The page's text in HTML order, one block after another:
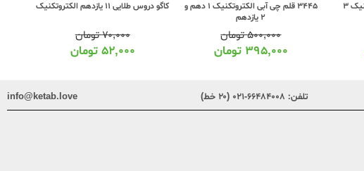
3455 قلم چی آبی الکتروتکنیک 3
3445 قلم چی آبی الکتروتکنیک 1 دهم و
2 یازدهم
۵۰۰,۰۰۰تومان
۳۹۵,۰۰۰ تومان
کاگو دروس طلایی 11 یازدهم الکتروتکنیک
۷۰,۰۰۰تومان
۵۲,۰۰۰ تومان
تلفن: ۶۶۴۸۴۰۰۸-۰۲۱ (۲۰ خط) info@ketab.love